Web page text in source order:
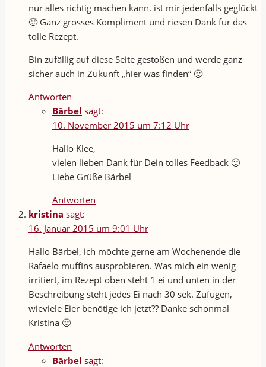
nur alles richtig machen kann. ist mir jedenfalls geglückt
🙂 Ganz grosses Kompliment und riesen Dank für das
tolle Rezept.
Bin zufällig auf diese Seite gestoßen und werde ganz
sicher auch in Zukunft „hier was finden“ 🙂
Antworten
Bärbel sagt:
10. November 2015 um 7:12 Uhr
Hallo Klee,
vielen lieben Dank für Dein tolles Feedback 🙂
Liebe Grüße Bärbel
Antworten
kristina sagt:
16. Januar 2015 um 9:01 Uhr
Hallo Bärbel, ich möchte gerne am Wochenende die
Rafaelo muffins ausprobieren. Was mich ein wenig
irritiert, im Rezept oben steht 1 ei und unten in der
Beschreibung steht jedes Ei nach 30 sek. Zufügen,
wieviele Eier benötige ich jetzt?? Danke schonmal
Kristina 🙂
Antworten
Bärbel sagt: